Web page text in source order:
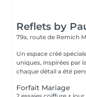
Reflets by
79a, route de Remich
Un espace créé
uniques, inspirées par
chaque détail a été
Forfait Mariage